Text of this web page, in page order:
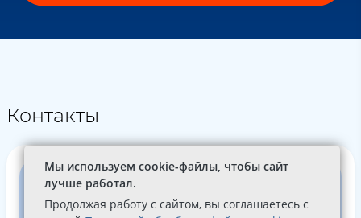
Контакты
Мы используем cookie-файлы, чтобы сайт
лучше работал.
Продолжая работу с сайтом, вы соглашаетесь с